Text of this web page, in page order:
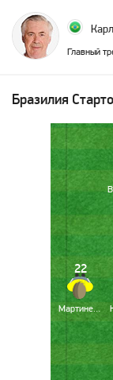
Главный
Бразилия
22
Мартинелли